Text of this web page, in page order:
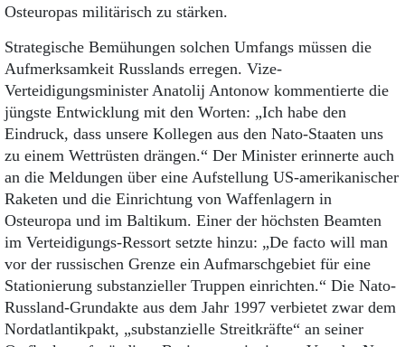
Osteuropas militärisch zu stärken.
Strategische Bemühungen solchen Umfangs müssen die
Aufmerksamkeit Russlands erregen. Vize-
Verteidigungsminister Anatolij Antonow kommentierte die
jüngste Entwick­lung mit den Worten: „Ich habe den
Eindruck, dass unsere Kollegen aus den Nato-Staaten uns
zu einem Wettrüsten drängen.“ Der Minister erinnerte auch
an die Meldungen über eine Aufstellung US-amerikanischer
Raketen und die Einrichtung von Waffenlagern in
Osteuropa und im Baltikum. Einer der höchsten Beamten
im Verteidigungs-Ressort setzte hinzu: „De facto will man
vor der russischen Grenze ein Aufmarschgebiet für eine
Stationierung substanzieller Truppen einrichten.“ Die Nato-
Russland-Grundakte aus dem Jahr 1997 verbietet zwar dem
Nordatlantikpakt, „substanzielle Streitkräfte“ an seiner